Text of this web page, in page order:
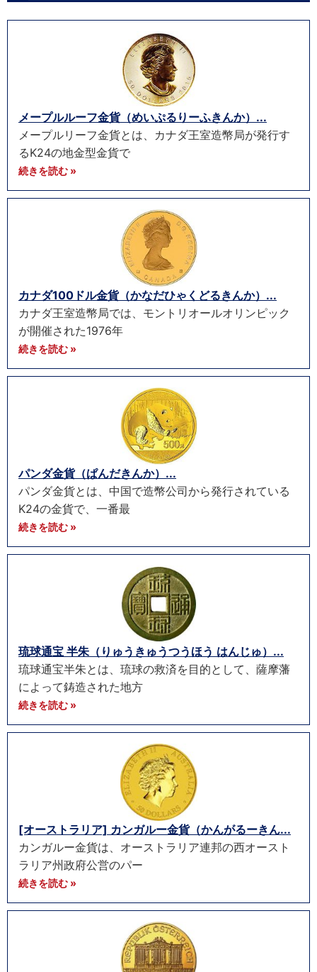
メープルルーフ金貨（めいぷるりーふきんか）...
メープルリーフ金貨とは、カナダ王室造幣局が発行す
るK24の地金型金貨で
続きを読む »
カナダ100ドル金貨（かなだひゃくどるきんか）...
カナダ王室造幣局では、モントリオールオリンピック
が開催された1976年
続きを読む »
パンダ金貨（ぱんだきんか）...
パンダ金貨とは、中国で造幣公司から発行されている
K24の金貨で、一番最
続きを読む »
琉球通宝 半朱（りゅうきゅうつうほう はんじゅ）...
琉球通宝半朱とは、琉球の救済を目的として、薩摩藩
によって鋳造された地方
続きを読む »
[オーストラリア] カンガルー金貨（かんがるーきん...
カンガルー金貨は、オーストラリア連邦の西オースト
ラリア州政府公営のパー
続きを読む »